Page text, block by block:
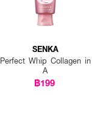
SENKA
Perfect Whip Collagen in
A
฿199